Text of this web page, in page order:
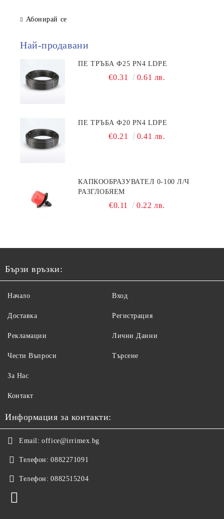
Абонирай се
Най-продавани
ПЕ ТРЪБА Ф25 PN4 LDPE
€0.31 0.61 лв.
ПЕ ТРЪБА Ф20 PN4 LDPE
€0.21 0.41 лв.
КАПКООБРАЗУВАТЕЛ 0-100 Л/Ч
РАЗГЛОБЯЕМ
€0.11 0.22 лв.
Бързи връзки:
Начало
Доставка
Рекламации
Чести Въпроси
Вход
Регистрация
Лични Данни
Търсене
За Нас
Контакт
Информация за контакти:
Email: office@irrimex.bg
Телефон: 0882271091
Телефон: 0882515204